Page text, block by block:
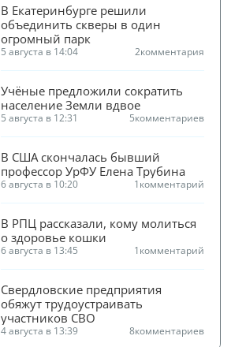
В Екатеринбурге решили
объединить скверы в один
огромный парк
5 августа в 14:04 2комментария
Учёные предложили сократить
население Земли вдвое
5 августа в 12:31 5комментариев
В США скончалась бывший
профессор УрФУ Елена Трубина
6 августа в 10:20 1комментарий
В РПЦ рассказали, кому молиться
о здоровье кошки
6 августа в 13:45 1комментарий
Свердловские предприятия
обяжут трудоустраивать
участников СВО
4 августа в 13:39 8комментариев